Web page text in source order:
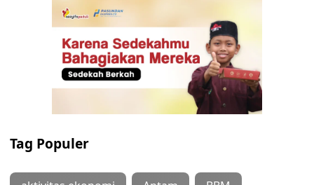
Tag Populer